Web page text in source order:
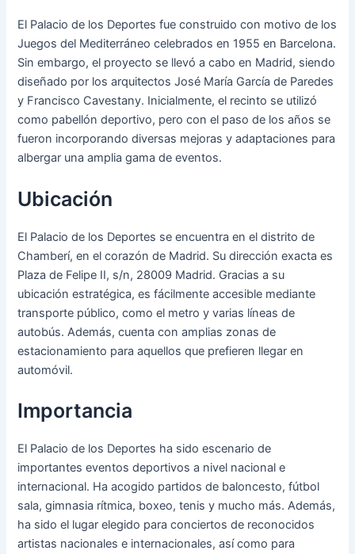
El Palacio de los Deportes fue construido con motivo de los
Juegos del Mediterráneo celebrados en 1955 en Barcelona.
Sin embargo, el proyecto se llevó a cabo en Madrid, siendo
diseñado por los arquitectos José María García de Paredes
y Francisco Cavestany. Inicialmente, el recinto se utilizó
como pabellón deportivo, pero con el paso de los años se
fueron incorporando diversas mejoras y adaptaciones para
albergar una amplia gama de eventos.
Ubicación
El Palacio de los Deportes se encuentra en el distrito de
Chamberí, en el corazón de Madrid. Su dirección exacta es
Plaza de Felipe II, s/n, 28009 Madrid. Gracias a su
ubicación estratégica, es fácilmente accesible mediante
transporte público, como el metro y varias líneas de
autobús. Además, cuenta con amplias zonas de
estacionamiento para aquellos que prefieren llegar en
automóvil.
Importancia
El Palacio de los Deportes ha sido escenario de
importantes eventos deportivos a nivel nacional e
internacional. Ha acogido partidos de baloncesto, fútbol
sala, gimnasia rítmica, boxeo, tenis y mucho más. Además,
ha sido el lugar elegido para conciertos de reconocidos
artistas nacionales e internacionales, así como para